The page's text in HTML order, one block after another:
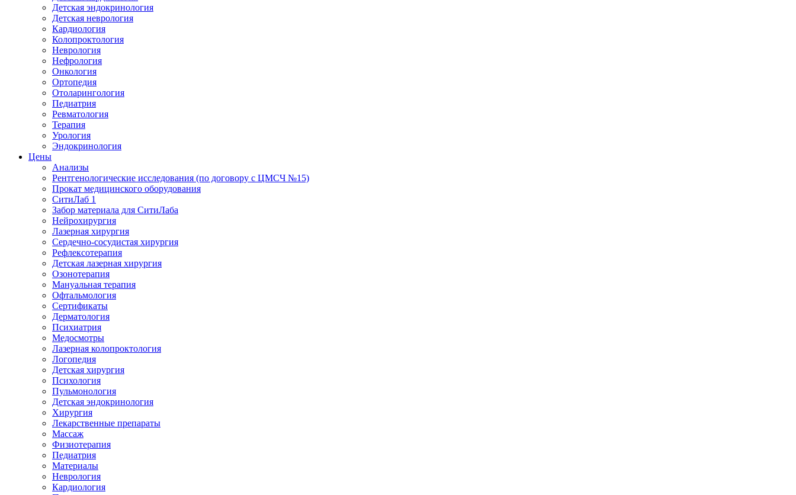
Детская эндокринология
Детская неврология
Кардиология
Колопроктология
Неврология
Нефрология
Онкология
Ортопедия
Отоларингология
Педиатрия
Ревматология
Терапия
Урология
Эндокринология
Цены
Анализы
Рентгенологические исследования (по договору с ЦМСЧ №15)
Прокат медицинского оборудования
СитиЛаб 1
Забор материала для СитиЛаба
Нейрохирургия
Лазерная хирургия
Сердечно-сосудистая хирургия
Рефлексотерапия
Детская лазерная хирургия
Озонотерапия
Мануальная терапия
Офтальмология
Сертификаты
Дерматология
Психиатрия
Медосмотры
Лазерная колопроктология
Логопедия
Детская хирургия
Психология
Пульмонология
Детская эндокринология
Хирургия
Лекарственные препараты
Массаж
Физиотерапия
Педиатрия
Материалы
Неврология
Кардиология